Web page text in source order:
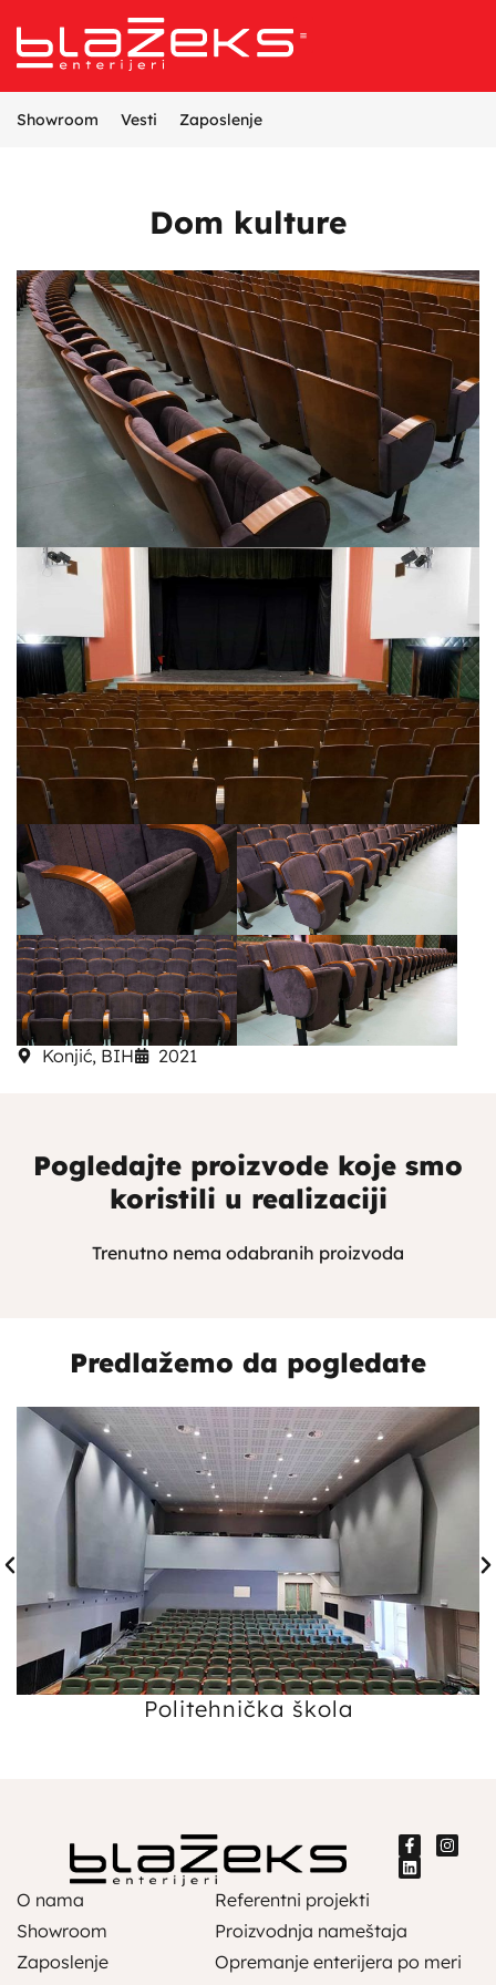
Showroom Vesti Zaposlenje
Dom kulture
Konjić, BIH 2021
Pogledajte proizvode koje smo
koristili u realizaciji
Trenutno nema odabranih proizvoda
Predlažemo da pogledate
Politehnička škola
O nama
Showroom
Zaposlenje
Referentni projekti
Proizvodnja nameštaja
Opremanje enterijera po meri